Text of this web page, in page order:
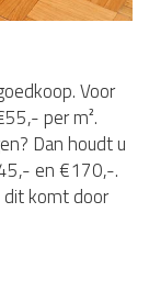
Voor
per m².
Dan houdt u
en €170,-.
dit komt door